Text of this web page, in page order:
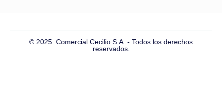
© 2025 Comercial Cecilio S.A. - Todos los derechos
reservados.